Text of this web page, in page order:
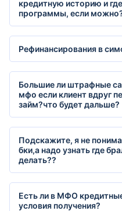
кредитную историю и
программы, если
Рефинансирования в
Большие ли штрафные
мфо если клиент вдруг
займ?что будет дальше?
Подскажите, я не
бки,а надо узнать где
делать??
Есть ли в МФО
условия получения?